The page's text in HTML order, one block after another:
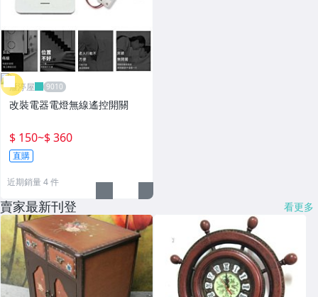
雁渟屋
改裝電器電燈無線遙控開關
$ 150~$ 360
直購
近期銷量 4 件
賣家最新刊登 看更多